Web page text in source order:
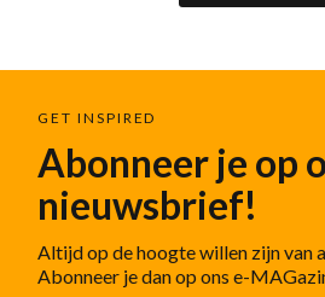
GET INSPIRED
Abonneer je op
nieuwsbrief!
Altijd op de hoogte willen zijn van
Abonneer je dan op ons e-